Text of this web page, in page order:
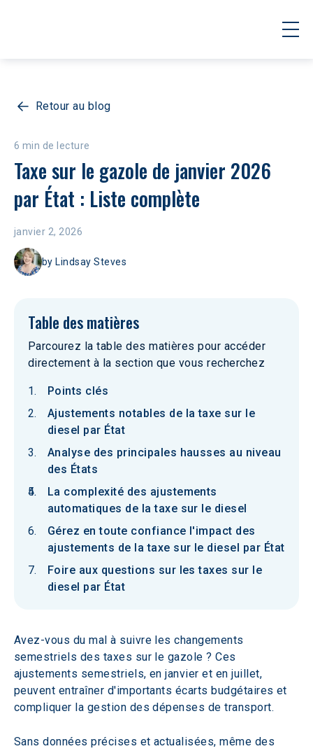
Retour au blog
6 min de lecture
Taxe sur le gazole de janvier 2026
par État : Liste complète
janvier 2, 2026
by Lindsay Steves
Table des matières
Parcourez la table des matières pour accéder
directement à la section que vous recherchez
Points clés
Ajustements notables de la taxe sur le
diesel par État
Analyse des principales hausses au niveau
des États
La complexité des ajustements
automatiques de la taxe sur le diesel
Gérez en toute confiance l'impact des
ajustements de la taxe sur le diesel par État
Foire aux questions sur les taxes sur le
diesel par État
Avez-vous du mal à suivre les changements
semestriels des taxes sur le gazole ? Ces
ajustements semestriels, en janvier et en juillet,
peuvent entraîner d'importants écarts budgétaires et
compliquer la gestion des dépenses de transport.
Sans données précises et actualisées, même des